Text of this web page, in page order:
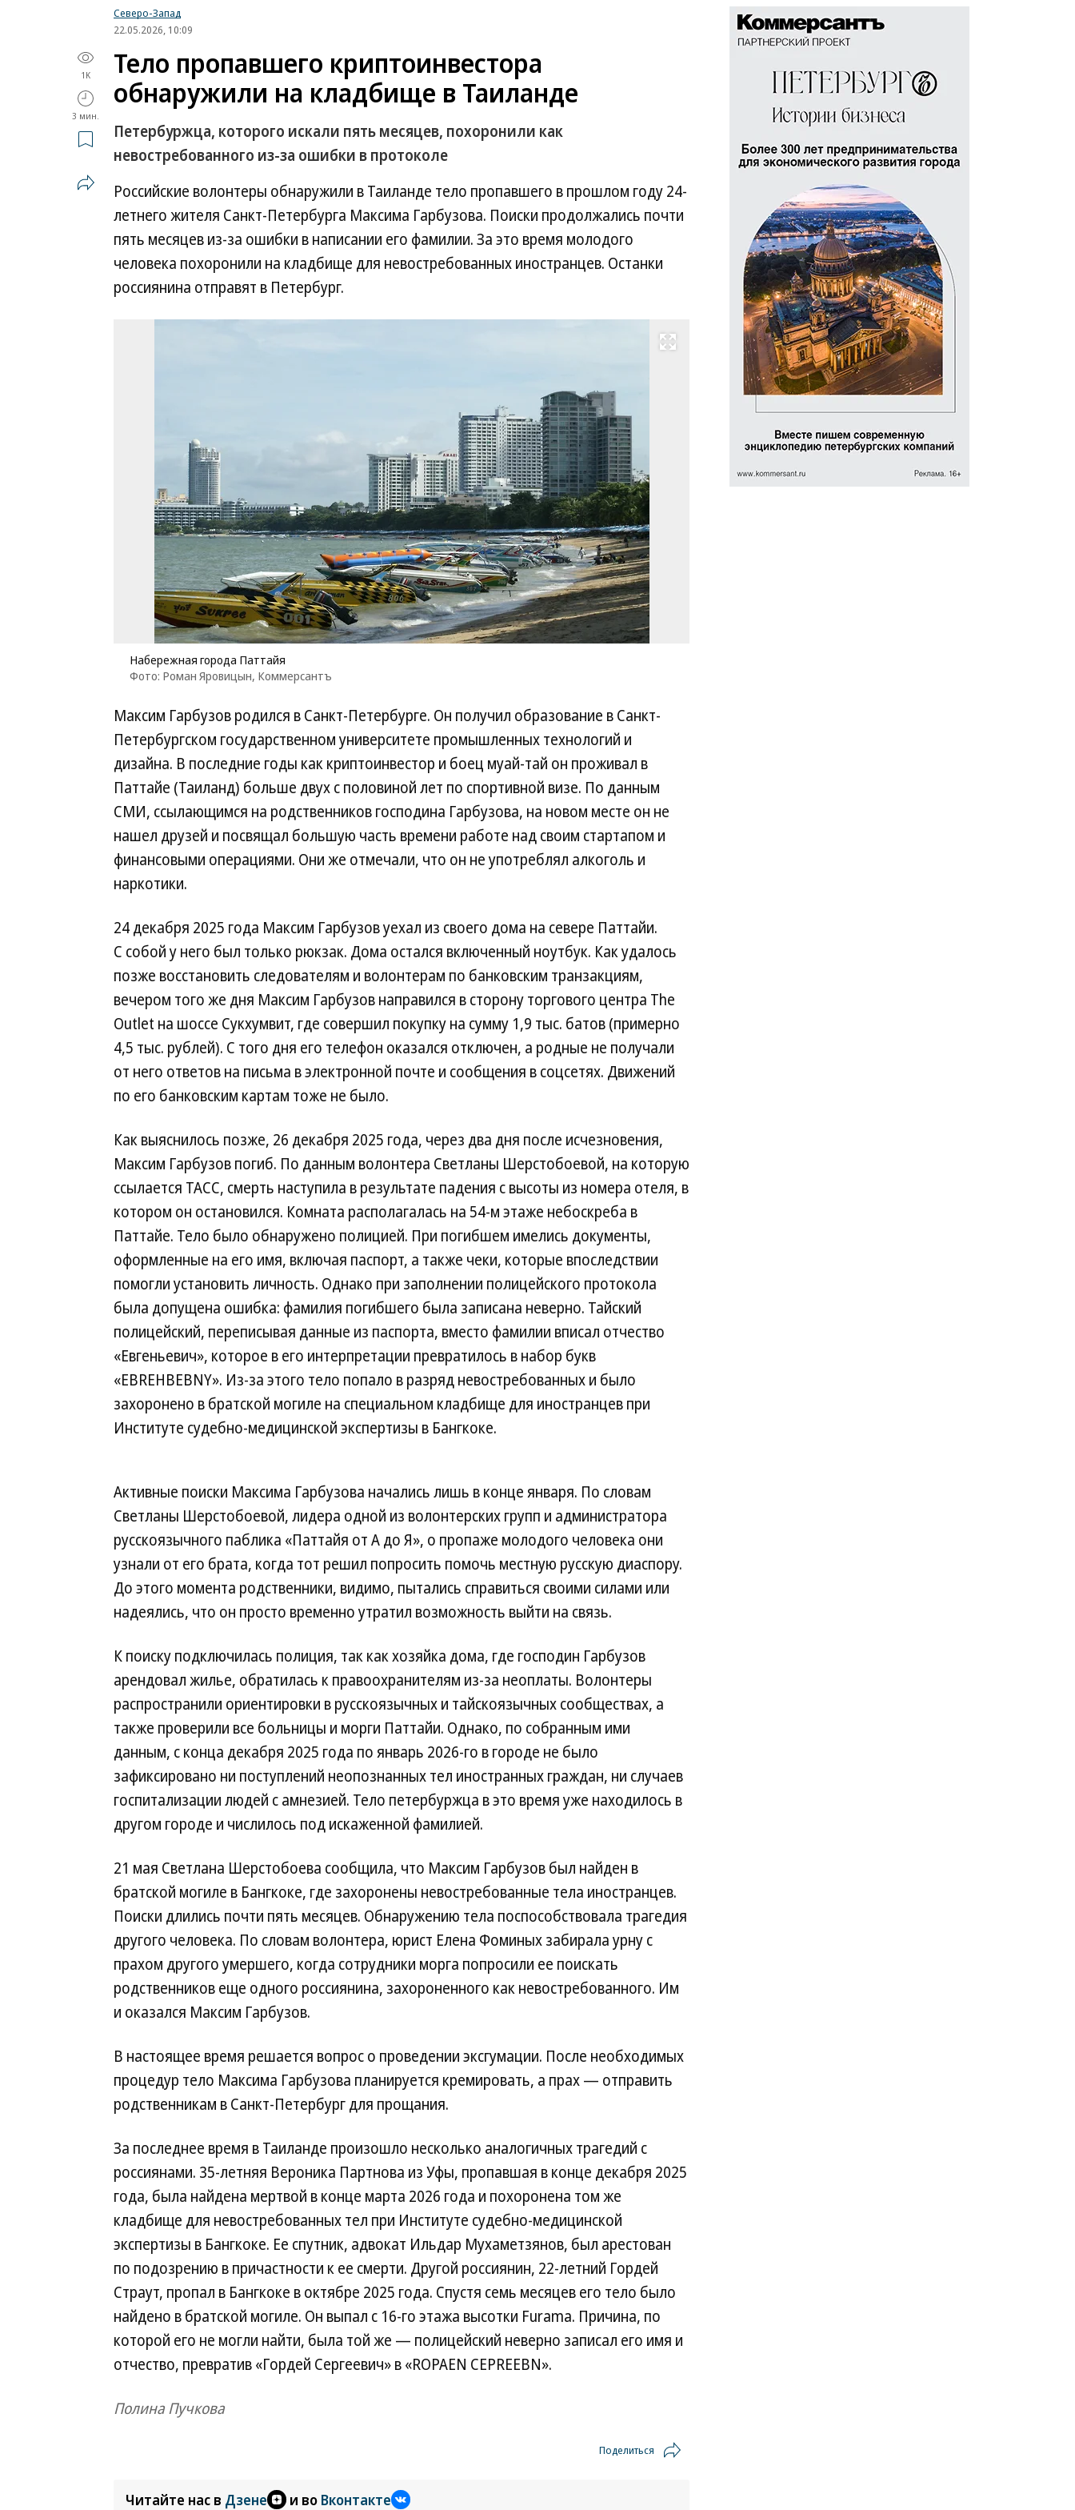
Северо-Запад
22.05.2026, 10:09
1K
3 мин.
Тело пропавшего криптоинвестора
обнаружили на кладбище в Таиланде
Петербуржца, которого искали пять месяцев, похоронили как
невостребованного из-за ошибки в протоколе
Российские волонтеры обнаружили в Таиланде тело пропавшего в прошлом году 24-
летнего жителя Санкт-Петербурга Максима Гарбузова. Поиски продолжались почти
пять месяцев из-за ошибки в написании его фамилии. За это время молодого
человека похоронили на кладбище для невостребованных иностранцев. Останки
россиянина отправят в Петербург.
Развернуть на весь экран
Набережная города Паттайя
Фото: Роман Яровицын, Коммерсантъ
Набережная
Коммерсантъ
Максим Гарбузов родился в Санкт-Петербурге. Он получил образование в Санкт-
Петербургском государственном университете промышленных технологий и
дизайна. В последние годы как криптоинвестор и боец муай-тай он проживал в
Паттайе (Таиланд) больше двух с половиной лет по спортивной визе. По данным
СМИ, ссылающимся на родственников господина Гарбузова, на новом месте он не
нашел друзей и посвящал большую часть времени работе над своим стартапом и
финансовыми операциями. Они же отмечали, что он не употреблял алкоголь и
наркотики.
24 декабря 2025 года Максим Гарбузов уехал из своего дома на севере Паттайи.
С собой у него был только рюкзак. Дома остался включенный ноутбук. Как удалось
позже восстановить следователям и волонтерам по банковским транзакциям,
вечером того же дня Максим Гарбузов направился в сторону торгового центра The
Outlet на шоссе Сукхумвит, где совершил покупку на сумму 1,9 тыс. батов (примерно
4,5 тыс. рублей). С того дня его телефон оказался отключен, а родные не получали
от него ответов на письма в электронной почте и сообщения в соцсетях. Движений
по его банковским картам тоже не было.
Как выяснилось позже, 26 декабря 2025 года, через два дня после исчезновения,
Максим Гарбузов погиб. По данным волонтера Светланы Шерстобоевой, на которую
ссылается ТАСС, смерть наступила в результате падения с высоты из номера отеля, в
котором он остановился. Комната располагалась на 54-м этаже небоскреба в
Паттайе. Тело было обнаружено полицией. При погибшем имелись документы,
оформленные на его имя, включая паспорт, а также чеки, которые впоследствии
помогли установить личность. Однако при заполнении полицейского протокола
была допущена ошибка: фамилия погибшего была записана неверно. Тайский
полицейский, переписывая данные из паспорта, вместо фамилии вписал отчество
«Евгеньевич», которое в его интерпретации превратилось в набор букв
«EBREHBEBNY». Из-за этого тело попало в разряд невостребованных и было
захоронено в братской могиле на специальном кладбище для иностранцев при
Институте судебно-медицинской экспертизы в Бангкоке.
Активные поиски Максима Гарбузова начались лишь в конце января. По словам
Светланы Шерстобоевой, лидера одной из волонтерских групп и администратора
русскоязычного паблика «Паттайя от А до Я», о пропаже молодого человека они
узнали от его брата, когда тот решил попросить помочь местную русскую диаспору.
До этого момента родственники, видимо, пытались справиться своими силами или
надеялись, что он просто временно утратил возможность выйти на связь.
К поиску подключилась полиция, так как хозяйка дома, где господин Гарбузов
арендовал жилье, обратилась к правоохранителям из-за неоплаты. Волонтеры
распространили ориентировки в русскоязычных и тайскоязычных сообществах, а
также проверили все больницы и морги Паттайи. Однако, по собранным ими
данным, с конца декабря 2025 года по январь 2026-го в городе не было
зафиксировано ни поступлений неопознанных тел иностранных граждан, ни случаев
госпитализации людей с амнезией. Тело петербуржца в это время уже находилось в
другом городе и числилось под искаженной фамилией.
21 мая Светлана Шерстобоева сообщила, что Максим Гарбузов был найден в
братской могиле в Бангкоке, где захоронены невостребованные тела иностранцев.
Поиски длились почти пять месяцев. Обнаружению тела поспособствовала трагедия
другого человека. По словам волонтера, юрист Елена Фоминых забирала урну с
прахом другого умершего, когда сотрудники морга попросили ее поискать
родственников еще одного россиянина, захороненного как невостребованного. Им
и оказался Максим Гарбузов.
В настоящее время решается вопрос о проведении эксгумации. После необходимых
процедур тело Максима Гарбузова планируется кремировать, а прах — отправить
родственникам в Санкт-Петербург для прощания.
За последнее время в Таиланде произошло несколько аналогичных трагедий с
россиянами. 35-летняя Вероника Партнова из Уфы, пропавшая в конце декабря 2025
года, была найдена мертвой в конце марта 2026 года и похоронена том же
кладбище для невостребованных тел при Институте судебно-медицинской
экспертизы в Бангкоке. Ее спутник, адвокат Ильдар Мухаметзянов, был арестован
по подозрению в причастности к ее смерти. Другой россиянин, 22-летний Гордей
Страут, пропал в Бангкоке в октябре 2025 года. Спустя семь месяцев его тело было
найдено в братской могиле. Он выпал с 16-го этажа высотки Furama. Причина, по
которой его не могли найти, была той же — полицейский неверно записал его имя и
отчество, превратив «Гордей Сергеевич» в «ROPAEN CEPREEBN».
Полина Пучкова
Поделиться
Читайте нас в Дзене и во Вконтакте